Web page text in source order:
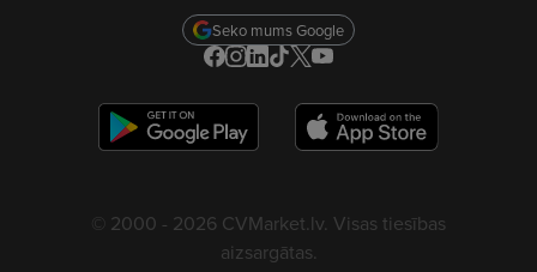
Seko mums Google
© 2000 - 2026 CVMarket.lv. Visas tiesības
aizsargātas.